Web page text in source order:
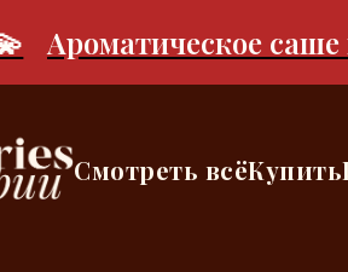
Ароматическое саше в
Смотреть всёКупить